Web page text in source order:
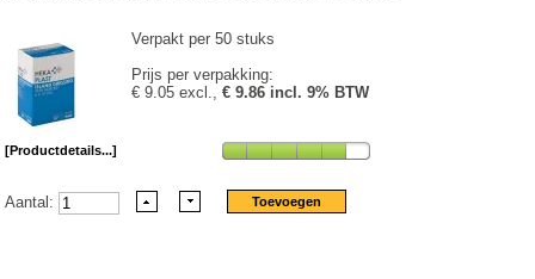
Verpakt per 50 stuks
Prijs per verpakking:
€ 9.05 excl.,€ 9.86 incl. 9% BTW
[Productdetails...]
Aantal: